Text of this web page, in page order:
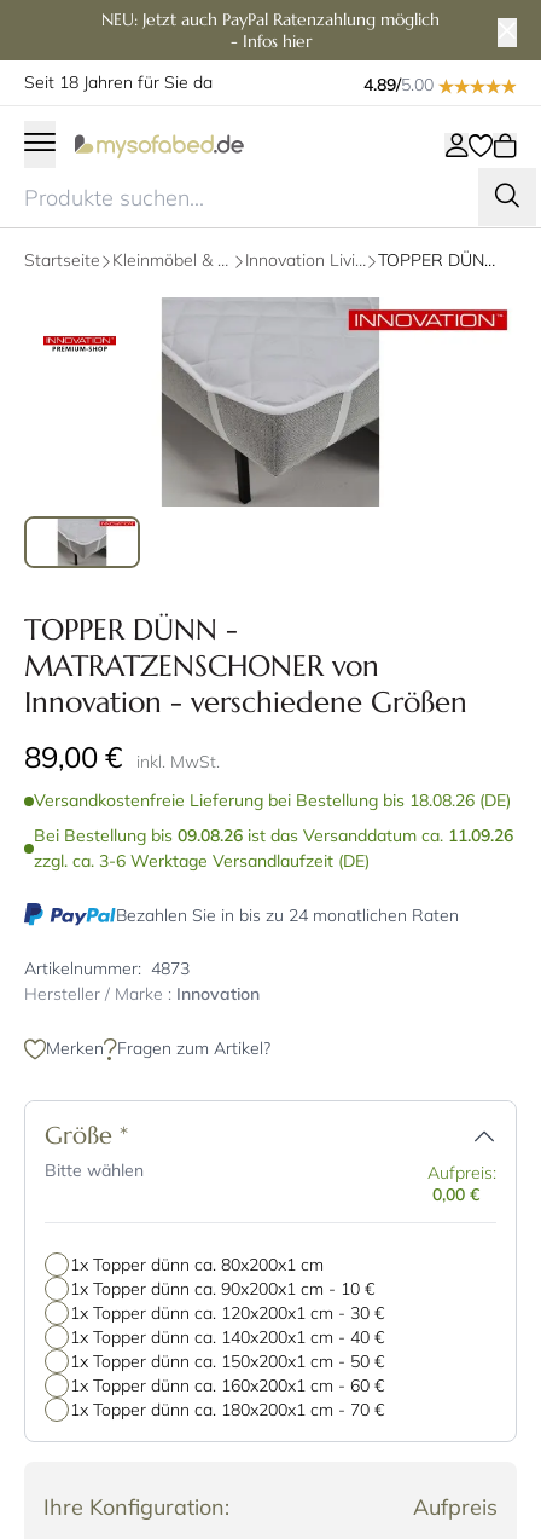
NEU: Jetzt auch PayPal Ratenzahlung möglich
- Infos hier
Seit 18 Jahren für Sie da
4.89/5.00
Startseite Kleinmöbel & Zubehör Innovation Living Zubehör TOPPER DÜNN - MATRATZENSCHONER von Innovation - verschiedene Größen
TOPPER DÜNN -
MATRATZENSCHONER von
Innovation - verschiedene Größen
89,00 €
inkl. MwSt.
Versandkostenfreie Lieferung bei Bestellung bis 18.08.26 (DE)
Bei Bestellung bis 09.08.26 ist das Versanddatum ca. 11.09.26
zzgl. ca. 3-6 Werktage Versandlaufzeit (DE)
Bezahlen Sie in bis zu 24 monatlichen Raten
Artikelnummer: 4873
Hersteller / Marke : Innovation
Merken Fragen zum Artikel?
Größe *
Bitte wählen
Aufpreis:
0,00 €
1x Topper dünn ca. 80x200x1 cm
1x Topper dünn ca. 90x200x1 cm - 10 €
1x Topper dünn ca. 120x200x1 cm - 30 €
1x Topper dünn ca. 140x200x1 cm - 40 €
1x Topper dünn ca. 150x200x1 cm - 50 €
1x Topper dünn ca. 160x200x1 cm - 60 €
1x Topper dünn ca. 180x200x1 cm - 70 €
Ihre Konfiguration:
Aufpreis